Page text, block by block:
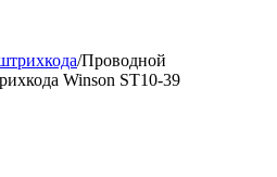
/Проводной
Winson ST10-39